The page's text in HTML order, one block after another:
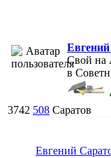
Свой на
в
3742 508 Саратов
Евгений